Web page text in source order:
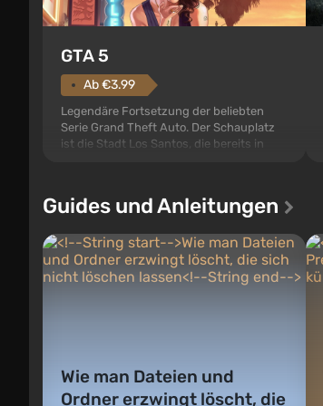
GTA 5
Ab €3.99
Legendäre Fortsetzung der beliebten
Serie Grand Theft Auto. Der Schauplatz
ist die Stadt Los Santos, die bereits in
Michael, Trevor und Franklin, zwischen
Guides und Anleitungen
Wie man Dateien und
Ordner erzwingt löscht, die